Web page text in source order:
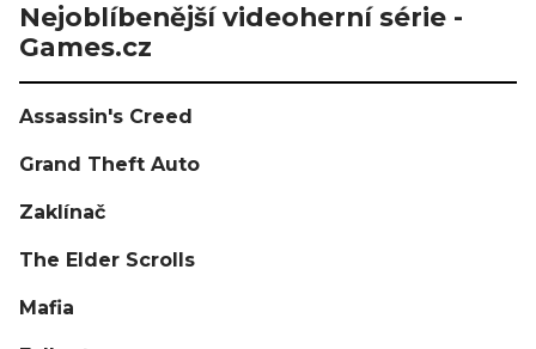
Nejoblíbenější videoherní série -
Games.cz
Assassin's Creed
Grand Theft Auto
Zaklínač
The Elder Scrolls
Mafia